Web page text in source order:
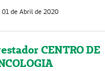
01 de Abril de 2020
CENTRO DE